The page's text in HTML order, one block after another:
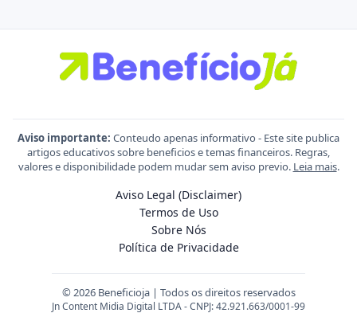
Aviso importante: Conteudo apenas informativo - Este site publica
artigos educativos sobre beneficios e temas financeiros. Regras,
valores e disponibilidade podem mudar sem aviso previo. Leia mais.
Aviso Legal (Disclaimer)
Termos de Uso
Sobre Nós
Política de Privacidade
© 2026 Beneficioja | Todos os direitos reservados
Jn Content Midia Digital LTDA - CNPJ: 42.921.663/0001-99